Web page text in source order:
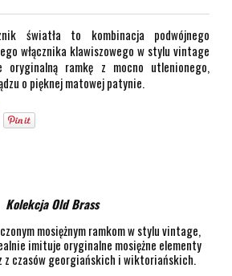
światła to kombinacja podwójnego
włącznika klawiszowego w stylu vintage
ramkę z mocno utlenionego,
o pięknej matowej patynie.
Kolekcja Old Brass
mosiężnym ramkom w stylu vintage,
imituje oryginalne mosiężne elementy
z czasów georgiańskich i wiktoriańskich.